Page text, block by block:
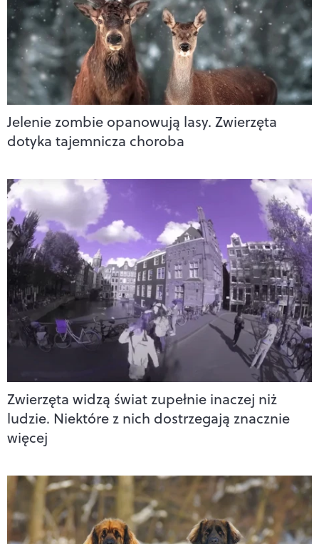
Jelenie zombie opanowują lasy. Zwierzęta
dotyka tajemnicza choroba
Zwierzęta widzą świat zupełnie inaczej niż
ludzie. Niektóre z nich dostrzegają znacznie
więcej